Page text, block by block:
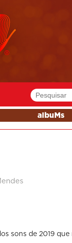
albuMs
sons de 2019